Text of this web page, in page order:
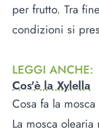
per frutto. Tra fine
condizioni si
LEGGI ANCHE:
Cos'è la Xylella
Cosa fa la
La mosca